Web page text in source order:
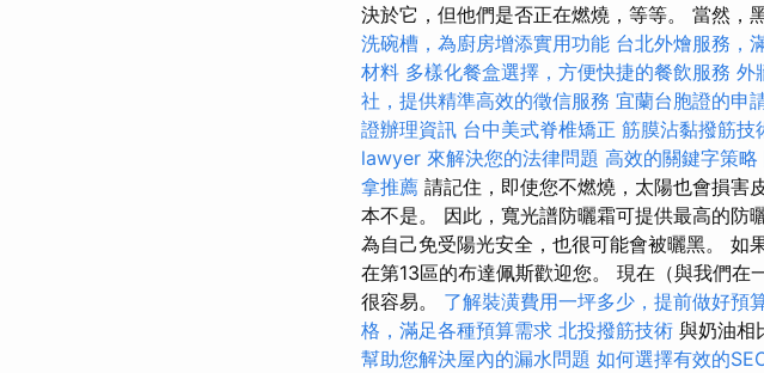
決於它，但他們是否正在燃燒，等等。 當然，
洗碗槽，為廚房增添實用功能 台北外燴服務，
材料 多樣化餐盒選擇，方便快捷的餐飲服務 外
社，提供精準高效的徵信服務 宜蘭台胞證的申
證辦理資訊 台中美式脊椎矯正 筋膜沾黏撥筋技
lawyer 來解決您的法律問題 高效的關鍵字策略
拿推薦 請記住，即使您不燃燒，太陽也會損害
本不是。 因此，寬光譜防曬霜可提供最高的防
為自己免受陽光安全，也很可能會被曬黑。 如
在第13區的布達佩斯歡迎您。 現在（與我們在
很容易。 了解裝潢費用一坪多少，提前做好預
格，滿足各種預算需求 北投撥筋技術 與奶油相
幫助您解決屋內的漏水問題 如何選擇有效的